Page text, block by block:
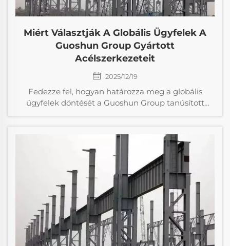
Miért Választják A Globális Ügyfelek A
Guoshun Group Gyártott
Acélszerkezeteit
2025/12/19
Fedezze fel, hogyan határozza meg a globális
ügyfelek döntését a Guoshun Group tanúsított
konzultációt még ma.